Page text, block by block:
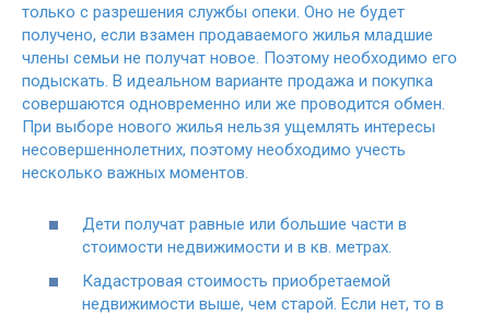
только с разрешения службы опеки. Оно не будет
получено, если взамен продаваемого жилья младшие
члены семьи не получат новое. Поэтому необходимо его
подыскать. В идеальном варианте продажа и покупка
совершаются одновременно или же проводится обмен.
При выборе нового жилья нельзя ущемлять интересы
несовершеннолетних, поэтому необходимо учесть
несколько важных моментов.
Дети получат равные или большие части в
стоимости недвижимости и в кв. метрах.
Кадастровая стоимость приобретаемой
недвижимости выше, чем старой. Если нет, то в